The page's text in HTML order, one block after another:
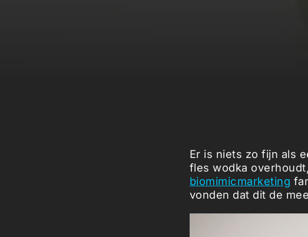
Er is niets zo fijn als
fles wodka
biomimicmarketing
vonden dat dit de